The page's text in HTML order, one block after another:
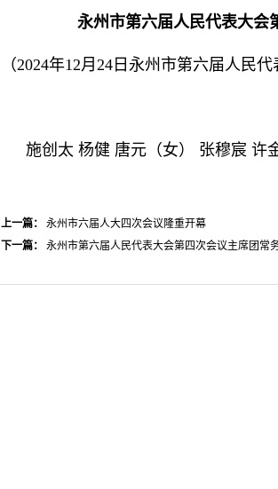
永州市第六届人民代表大会
（2024年12月24日永州市第六届人民
施创太 杨健 唐元（女） 张穆宸 许
上一篇：
永州市六届人大四次会议隆重开幕
下一篇：
永州市第六届人民代表大会第四次会议主席团常